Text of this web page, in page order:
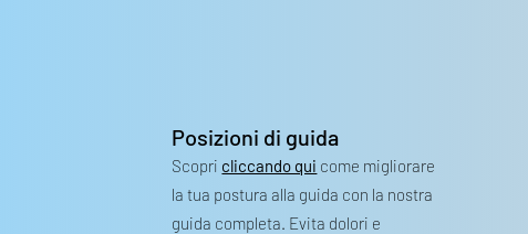
Posizioni di guida
Scopri cliccando qui come migliorare
la tua postura alla guida con la nostra
guida completa. Evita dolori e